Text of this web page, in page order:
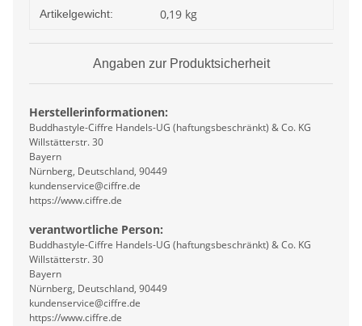
Artikelgewicht: 0,19 kg
Angaben zur Produktsicherheit
Herstellerinformationen:
Buddhastyle-Ciffre Handels-UG (haftungsbeschränkt) & Co. KG
Willstätterstr. 30
Bayern
Nürnberg, Deutschland, 90449
kundenservice@ciffre.de
https://www.ciffre.de
verantwortliche Person:
Buddhastyle-Ciffre Handels-UG (haftungsbeschränkt) & Co. KG
Willstätterstr. 30
Bayern
Nürnberg, Deutschland, 90449
kundenservice@ciffre.de
https://www.ciffre.de